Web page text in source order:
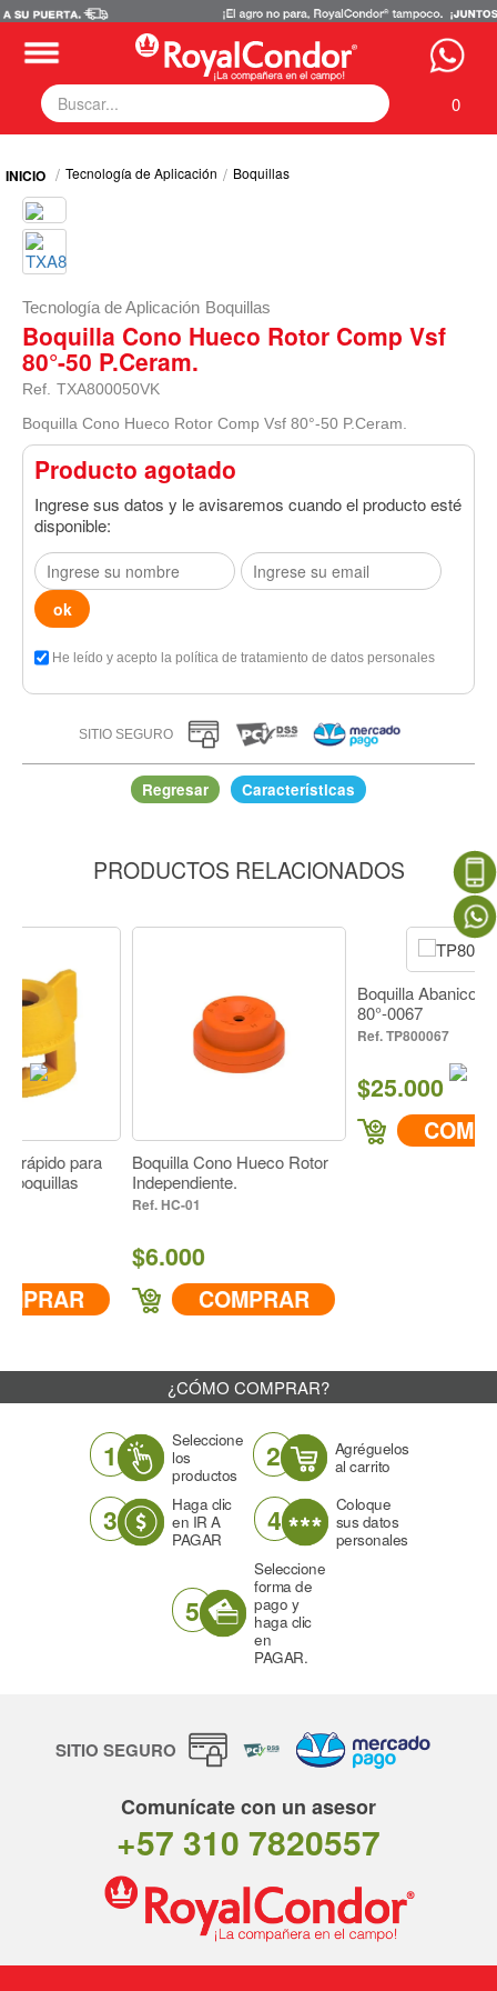
0
Fumigadoras
Equipos Motorizados
Respuestos y Accesorios
Tecnología de Aplicación
Zona Pecuaria
Zona Veterianaria
Tecnología de Aplicación Boquillas
Tecnología de Aplicación Boquillas
Boquilla Cono Hueco Rotor Comp Vsf
80°-50 P.Ceram.
Ref. TXA800050VK
Boquilla Cono Hueco Rotor Comp Vsf 80°-50 P.Ceram.
Producto agotado
Ingrese sus datos y le avisaremos cuando el producto esté
disponible:
He leído y acepto la política de tratamiento de datos personales
SITIO SEGURO
Regresar Características
Producto a Aplicar / Modo de Acción
Fungicidas / Contacto, Fungicidas / Sistémico, Insecticidas /
Contacto, Insecticidas / Sistémico, Herbicidas / Post Emergentes
de Contacto, Herbicidas / Post Emergentes Sistémico, Herbicidas
/ Pre Emergentes, Herbicidas / Incorporados al Suelo
Cultivo
Todos
Material
Forma de Aspersión
Cono Hueco
80°
Descarga cc/min a 43 PSI
IR A COMPRAR
PRODUCTOS RELACIONADOS
para
Boquilla Cono Hueco Rotor
Independiente.
HC-01
$6.000
COMPRAR
Boquilla Abanico Estándar
80°-0067
TP800067
$25.000
COMPRAR
¿CÓMO COMPRAR?
1
Seleccione
los
productos
2
Agréguelos
al carrito
3
Haga clic
en IR A
PAGAR
4
Coloque
sus datos
personales
5
Seleccione
forma de
pago y
haga clic
en
PAGAR.
SITIO SEGURO
Comunícate con un asesor
+57 310 7820557